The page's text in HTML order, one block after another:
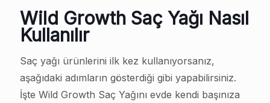
Wild Growth Saç Yağı Nasıl
Kullanılır
Saç yağı ürünlerini ilk kez kullanıyorsanız,
aşağıdaki adımların gösterdiği gibi yapabilirsiniz.
İşte Wild Growth Saç Yağını evde kendi başınıza